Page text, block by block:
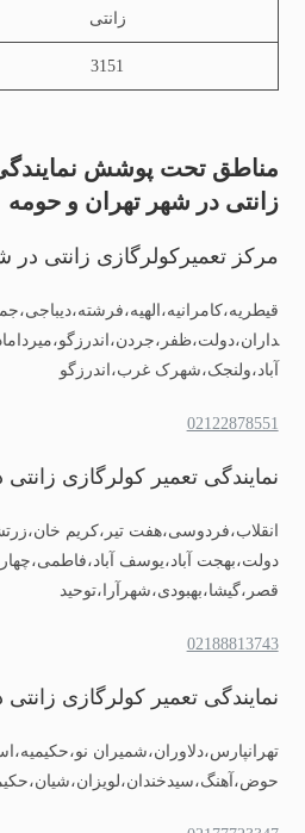
زانتی
3151
مناطق تحت پوشش
زانتی در شهر تهران و حومه
مرکز تعمیرکولرگازی زانتی در
آباد،ولنجک،شهرک غرب،اندرزگو
02122878551
نمایندگی تعمیر کولرگازی
انقلاب،فردوسی،هفت تیر،کریم
دولت،بهجت آباد،یوسف
قصر،گیشا،بهبودی،شهرآرا،توحید
02188813743
نمایندگی تعمیر کولرگازی
تهرانپارس،دلاوران،شمیران